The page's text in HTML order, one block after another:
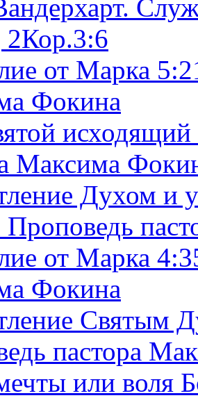
2Кор.3:6
от Марка
Фокина
Максима
Духом и
Проповедь
от Марка
Фокина
Святым
пастора
или воля